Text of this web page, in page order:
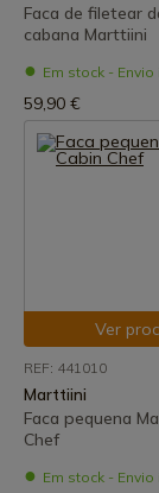
Faca de filetear
cabana Marttiini
Em stock -
59,90 €
Ver
REF: 441010
Marttiini
Faca pequena
Chef
Em stock -